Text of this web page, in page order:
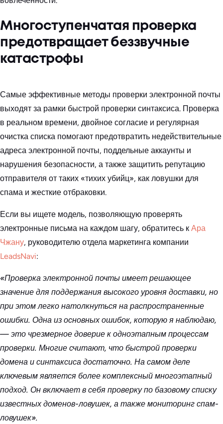
Многоступенчатая проверка
предотвращает беззвучные
катастрофы
Самые эффективные методы проверки электронной почты
выходят за рамки быстрой проверки синтаксиса. Проверка
в реальном времени, двойное согласие и регулярная
очистка списка помогают предотвратить недействительные
адреса электронной почты, поддельные аккаунты и
нарушения безопасности, а также защитить репутацию
отправителя от таких «тихих убийц», как ловушки для
спама и жесткие отбраковки.
Если вы ищете модель, позволяющую проверять
электронные письма на каждом шагу, обратитесь к Ара
Чжану, руководителю отдела маркетинга компании
LeadsNavi:
«Проверка электронной почты имеет решающее
значение для поддержания высокого уровня доставки, но
при этом легко натолкнуться на распространенные
ошибки. Одна из основных ошибок, которую я наблюдаю,
— это чрезмерное доверие к одноэтапным процессам
проверки. Многие считают, что быстрой проверки
домена и синтаксиса достаточно. На самом деле
ключевым является более комплексный многоэтапный
подход. Он включает в себя проверку по базовому списку
известных доменов-ловушек, а также мониторинг спам-
ловушек».